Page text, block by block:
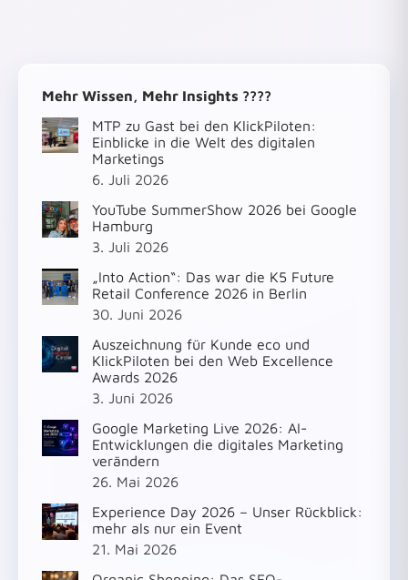
Mehr Wissen, Mehr Insights ????
MTP zu Gast bei den KlickPiloten:
Einblicke in die Welt des digitalen
Marketings
6. Juli 2026
YouTube SummerShow 2026 bei Google
Hamburg
3. Juli 2026
„Into Action“: Das war die K5 Future
Retail Conference 2026 in Berlin
30. Juni 2026
Auszeichnung für Kunde eco und
KlickPiloten bei den Web Excellence
Awards 2026
3. Juni 2026
Google Marketing Live 2026: AI-
Entwicklungen die digitales Marketing
verändern
26. Mai 2026
Experience Day 2026 – Unser Rückblick:
mehr als nur ein Event
21. Mai 2026